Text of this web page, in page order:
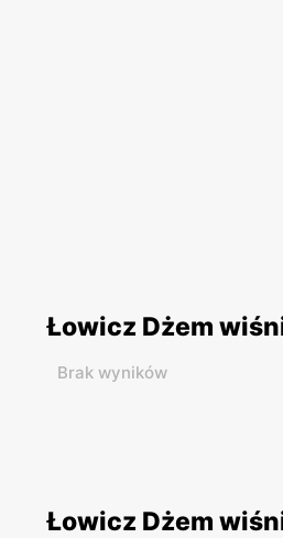
Łowicz Dżem
Brak wyników
Łowicz Dżem